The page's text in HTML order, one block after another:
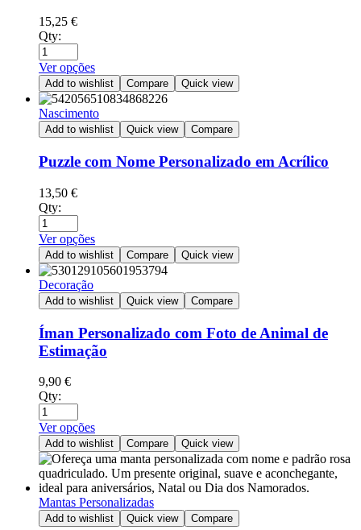
15,25 €
Qty:
Ver opções
Add to wishlist Compare Quick view
Nascimento
Add to wishlist Quick view Compare
Puzzle com Nome Personalizado em Acrílico
13,50 €
Qty:
Ver opções
Add to wishlist Compare Quick view
Decoração
Add to wishlist Quick view Compare
Íman Personalizado com Foto de Animal de
Estimação
9,90 €
Qty:
Ver opções
Add to wishlist Compare Quick view
Mantas Personalizadas
Add to wishlist Quick view Compare